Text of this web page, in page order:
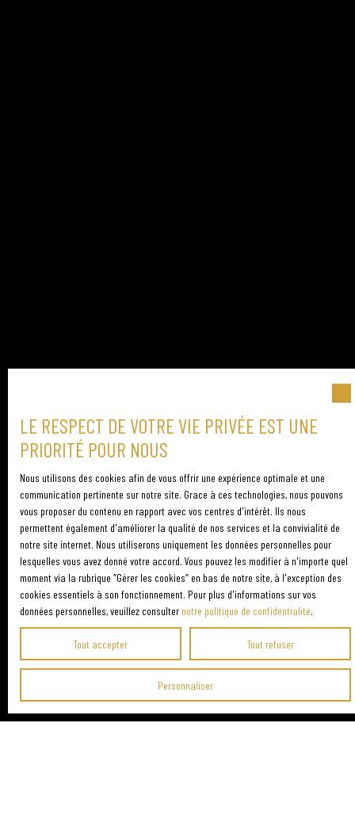
LE RESPECT DE VOTRE VIE PRIVÉE EST UNE
PRIORITÉ POUR NOUS
Nous utilisons des cookies afin de vous offrir une expérience optimale et une
communication pertinente sur notre site. Grace à ces technologies, nous pouvons
vous proposer du contenu en rapport avec vos centres d'intérêt. Ils nous
permettent également d'améliorer la qualité de nos services et la convivialité de
notre site internet. Nous utiliserons uniquement les données personnelles pour
lesquelles vous avez donné votre accord. Vous pouvez les modifier à n'importe quel
moment via la rubrique ″Gérer les cookies″ en bas de notre site, à l'exception des
cookies essentiels à son fonctionnement. Pour plus d'informations sur vos
données personnelles, veuillez consulter notre politique de confidentialité.
Tout accepter Tout refuser
Personnaliser